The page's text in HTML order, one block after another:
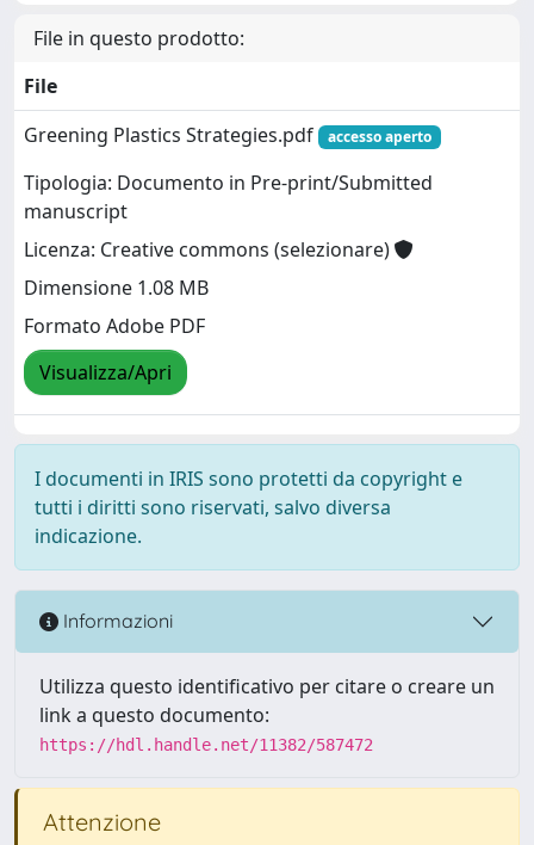
File in questo prodotto:
File
Greening Plastics Strategies.pdf
accesso aperto
Tipologia: Documento in Pre-print/Submitted
manuscript
Licenza: Creative commons (selezionare)
Dimensione 1.08 MB
Formato Adobe PDF
Visualizza/Apri
I documenti in IRIS sono protetti da copyright e
tutti i diritti sono riservati, salvo diversa
indicazione.
Informazioni
Utilizza questo identificativo per citare o creare un
link a questo documento:
https://hdl.handle.net/11382/587472
Attenzione